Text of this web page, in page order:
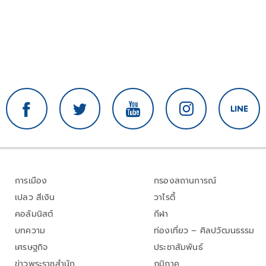
การเมือง
เปลว สีเงิน
คอลัมนิสต์
บทความ
เศรษฐกิจ
กรองสถานการณ์
วาไรตี้
กีฬา
ท่องเที่ยว – ศิลปวัฒนธรรม
ประชาสัมพันธ์